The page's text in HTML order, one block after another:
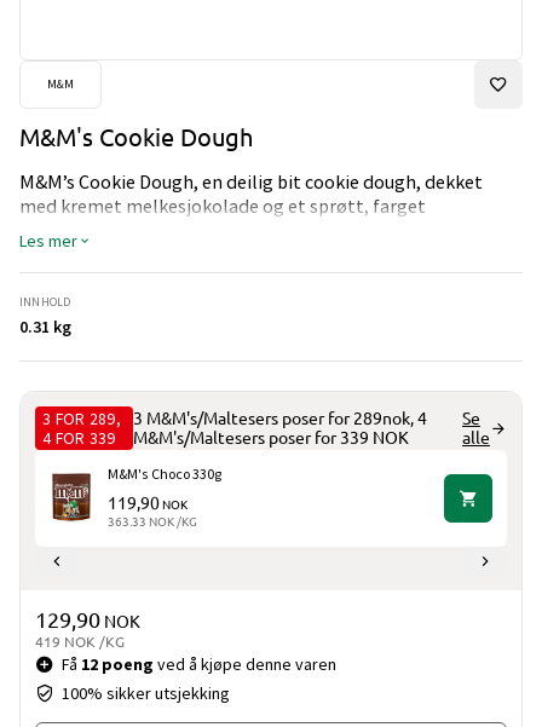
M&M
M&M's Cookie Dough
M&M’s Cookie Dough, en deilig bit cookie dough, dekket
med kremet melkesjokolade og et sprøtt, farget
sukkerskall.
Les mer
INNHOLD
0.31 kg
3 FOR 289,
4 FOR 339
3 M&M's/Maltesers poser for 289nok, 4
M&M's/Maltesers poser for 339 NOK
Se
alle
M&M's Choco 330g
119,90NOK
363.33 NOK /KG
Pris og mengde
Få 12 poeng ved å kjøpe denne varen
100% sikker utsjekking
129,90 NOK
419 NOK /KG